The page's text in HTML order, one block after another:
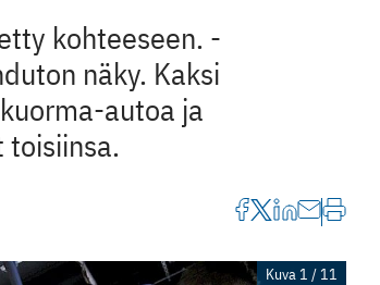
­kohteeseen.
näky. Kaksi
autoa ja
Kuva 1 / 11